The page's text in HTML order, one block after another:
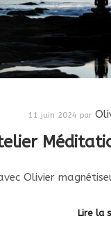
11 juin 2024 par
Olivier
Lire la